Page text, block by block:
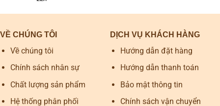
VỀ CHÚNG TÔI
Về chúng tôi
Chính sách nhân sự
Chất lượng sản phẩm
Hệ thống phân phối
DỊCH VỤ KHÁCH HÀNG
Hướng dẫn đặt hàng
Hướng dẫn thanh toán
Bảo mật thông tin
Chính sách vận chuyển